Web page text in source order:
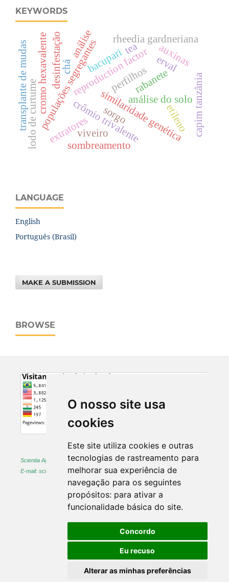
O nosso site usa
cookies
Este site utiliza cookies e outras
tecnologias de rastreamento para
melhorar sua experiência de
navegação para os seguintes
propósitos: para ativar a
funcionalidade básica do site.
Concordo
Eu recuso
Alterar as minhas preferências
KEYWORDS
reproduction factor
análise do solo
populações segregantessimilaridade genética
perfilhos capim tanzânia
cromo hexavalente
crômio trivalente
lodo de curtume rabanete
sorgo
extratores
transplante de mudas
rheedia gardneriana
bacupari
viveiro
sombreamento
erval
etileno
desinfestação auxinas
tea
chá
análise
LANGUAGE
English
Português (Brasil)
MAKE A SUBMISSION
BROWSE
Scientia Agraria -
ISSN 1983-2443 (on-line) and 1519-1125 (printed)
E-mail: sciagr@ufpr.br